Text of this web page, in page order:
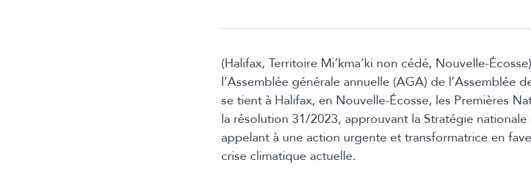
(Halifax, Territoire Mi’kma’ki non cédé, Nouvelle-
l’Assemblée générale annuelle (AGA) de l’Assemblée
se tient à Halifax, en Nouvelle-Écosse, les Premières
la résolution 31/2023, approuvant la Stratégie
appelant à une action urgente et transformatrice en
crise climatique actuelle.